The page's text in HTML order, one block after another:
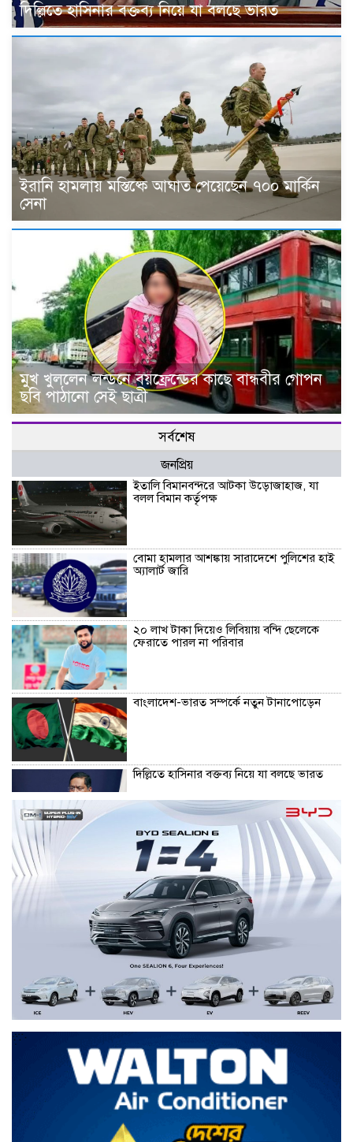
দিল্লিতে হাসিনার বক্তব্য নিয়ে যা বলছে ভারত
ইরানি হামলায় মস্তিষ্কে আঘাত পেয়েছেন ৭০০ মার্কিন
সেনা
মুখ খুললেন লন্ডনে বয়ফ্রেন্ডের কাছে বান্ধবীর গোপন
ছবি পাঠানো সেই ছাত্রী
সর্বশেষ
জনপ্রিয়
ইতালি বিমানবন্দরে আটকা উড়োজাহাজ, যা
বলল বিমান কর্তৃপক্ষ
বোমা হামলার আশঙ্কায় সারাদেশে পুলিশের হাই
অ্যালার্ট জারি
২০ লাখ টাকা দিয়েও লিবিয়ায় বন্দি ছেলেকে
ফেরাতে পারল না পরিবার
বাংলাদেশ-ভারত সম্পর্কে নতুন টানাপোড়েন
দিল্লিতে হাসিনার বক্তব্য নিয়ে যা বলছে ভারত
ইরানি হামলায় মস্তিষ্কে আঘাত পেয়েছেন ৭০০
মার্কিন সেনা
মুখ খুললেন লন্ডনে বয়ফ্রেন্ডের কাছে বান্ধবীর
গোপন ছবি পাঠানো সেই ছাত্রী
কনটেন্ট ক্রিয়েটর রিপন মিয়া গ্রেপ্তার
পরিবর্তন হচ্ছে র‌্যাবের নাম, খসড়া আইন প্রকাশ
আমার স্বপ্ন আপনাদের কাছে দিয়ে গেলাম: